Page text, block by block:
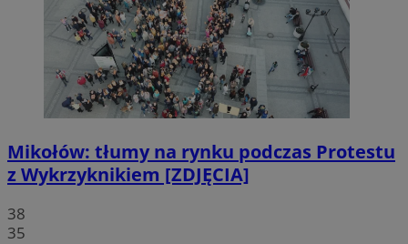
Mikołów: tłumy na rynku podczas Protestu
z Wykrzyknikiem [ZDJĘCIA]
38
35